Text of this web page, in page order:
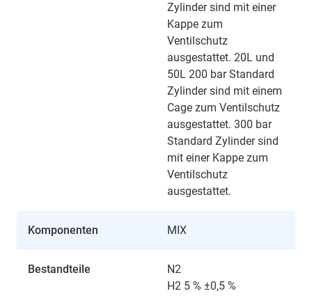
Zylinder sind mit einer
Kappe zum
Ventilschutz
ausgestattet. 20L und
50L 200 bar Standard
Zylinder sind mit einem
Cage zum Ventilschutz
ausgestattet. 300 bar
Standard Zylinder sind
mit einer Kappe zum
Ventilschutz
ausgestattet.
Komponenten MIX
Bestandteile
N2
H2 5 % ±0,5 %